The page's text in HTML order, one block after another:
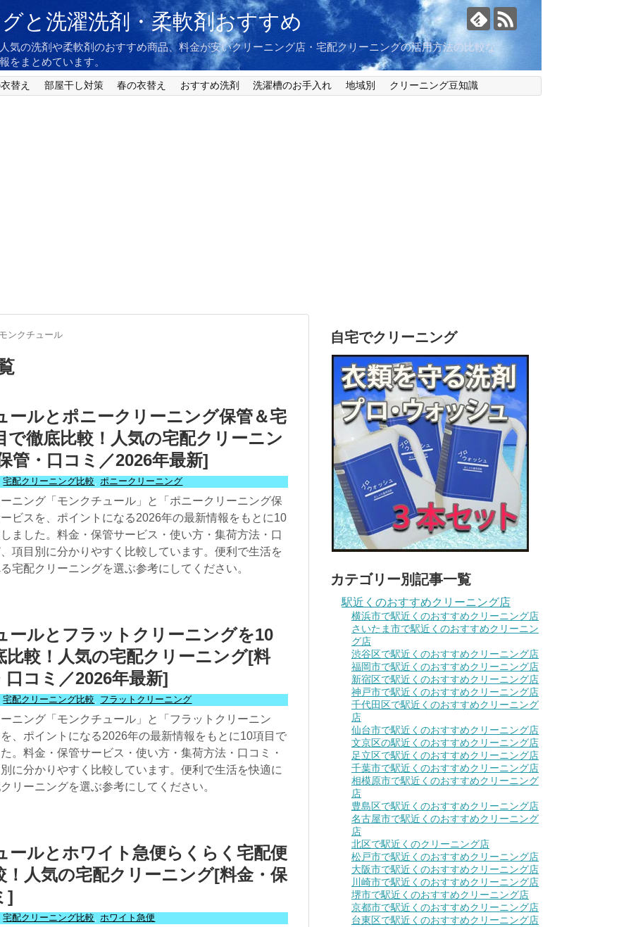
と洗濯洗剤・柔軟剤おすすめ
気の洗剤や柔軟剤のおすすめ商品、料金が安いクリーニング店・宅配クリーニングの活用方法の比較な
をまとめています。
替え 部屋干し対策 春の衣替え おすすめ洗剤 洗濯槽のお手入れ 地域別 クリーニング豆知識
モンクチュール
ールとポニークリーニング保管＆宅
で徹底比較！人気の宅配クリーニン
管・口コミ／2026年最新]
,宅配クリーニング比較 ポニークリーニング
ニング「モンクチュール」と「ポニークリーニング保
ビスを、ポイントになる2026年の最新情報をもとに10
ました。料金・保管サービス・使い方・集荷方法・口
項目別に分かりやすく比較しています。便利で生活を
宅配クリーニングを選ぶ参考にしてください。
ールとフラットクリーニングを10
比較！人気の宅配クリーニング[料
口コミ／2026年最新]
,宅配クリーニング比較 フラットクリーニング
ニング「モンクチュール」と「フラットクリーニン
、ポイントになる2026年の最新情報をもとに10項目で
。料金・保管サービス・使い方・集荷方法・口コミ・
に分かりやすく比較しています。便利で生活を快適に
リーニングを選ぶ参考にしてください。
ールとホワイト急便らくらく宅配便
！人気の宅配クリーニング[料金・保
]
,宅配クリーニング比較 ホワイト急便
自宅でクリーニング
カテゴリー別記事一覧
駅近くのおすすめクリーニング店
横浜市で駅近くのおすすめクリーニング店
さいたま市で駅近くのおすすめクリーニン
グ店
渋谷区で駅近くのおすすめクリーニング店
福岡市で駅近くのおすすめクリーニング店
新宿区で駅近くのおすすめクリーニング店
神戸市で駅近くのおすすめクリーニング店
千代田区で駅近くのおすすめクリーニング
店
仙台市で駅近くのおすすめクリーニング店
文京区の駅近くのおすすめクリーニング店
足立区で駅近くのおすすめクリーニング店
千葉市で駅近くのおすすめクリーニング店
相模原市で駅近くのおすすめクリーニング
店
豊島区で駅近くのおすすめクリーニング店
名古屋市で駅近くのおすすめクリーニング
店
北区で駅近くのクリーニング店
松戸市で駅近くのおすすめクリーニング店
大阪市で駅近くのおすすめクリーニング店
川崎市で駅近くのおすすめクリーニング店
堺市で駅近くのおすすめクリーニング店
京都市で駅近くのおすすめクリーニング店
台東区で駅近くのおすすめクリーニング店